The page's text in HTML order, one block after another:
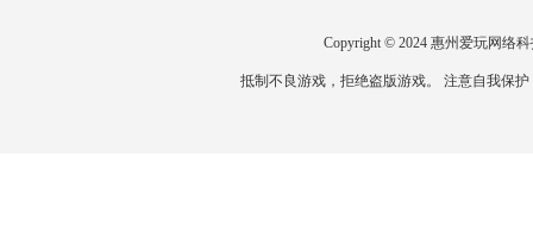
Copyright © 2024 惠州爱玩网络
抵制不良游戏，拒绝盗版游戏。 注意自我保